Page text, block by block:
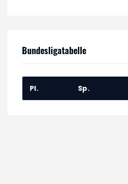
Bundesligatabelle
Pl. Sp.